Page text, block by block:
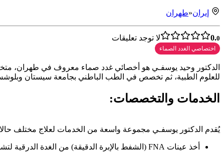
إيران«طهران
0.0 لا توجد تعليقات
اختصاصي الغدد الصماء
الدكتور وحيد يوسفـي هو أخصائي غدد صماء معروف في طهران،
للعلوم الطبية، ثم تخصص في الطب الباطني بجامعة سيستان
الخدمات والتخصصات:
يُقدم الدكتور يوسفـي مجموعة واسعة من الخدمات لعلاج مختلف
أخذ عينات FNA (الشفط بالإبرة الدقيقة) من الغدة الدرقية لتشخيص الاضطرابات الدرقية